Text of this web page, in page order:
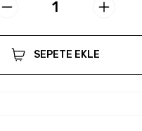
SEPETE EKLE